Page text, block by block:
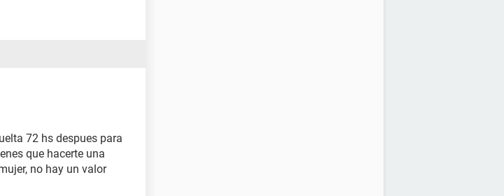
72 hs despues para
que hacerte una
no hay un valor